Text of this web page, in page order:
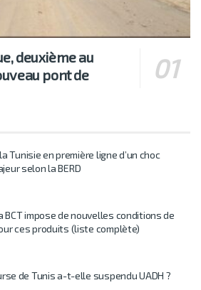
deuxième au
pont de
Tunisie en première ligne d’un choc
selon la BERD
BCT impose de nouvelles conditions de
ces produits (liste complète)
de Tunis a-t-elle suspendu UADH ?